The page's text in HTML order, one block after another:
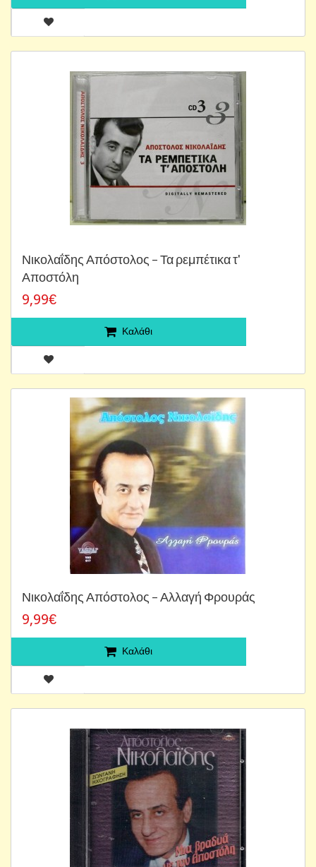
Νικολαΐδης Απόστολος ‎– Τα ρεμπέτικα τ'
Αποστόλη
9,99€
Καλάθι
Νικολαΐδης Απόστολος ‎– Αλλαγή Φρουράς
9,99€
Καλάθι